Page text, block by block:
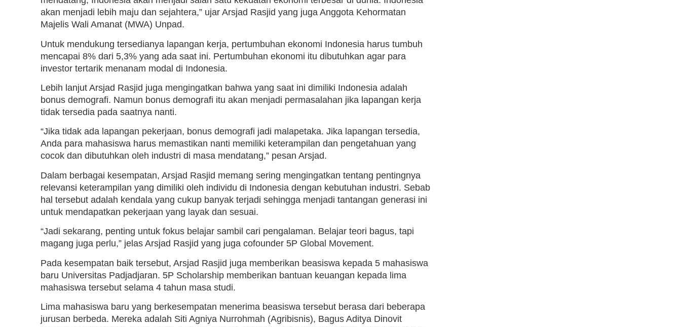
akan menjadi lebih maju dan sejahtera,” ujar Arsjad Rasjid yang juga Anggota Kehormatan
Majelis Wali Amanat (MWA) Unpad.
Untuk mendukung tersedianya lapangan kerja, pertumbuhan ekonomi Indonesia harus tumbuh
mencapai 8% dari 5,3% yang ada saat ini. Pertumbuhan ekonomi itu dibutuhkan agar para
investor tertarik menanam modal di Indonesia.
Lebih lanjut Arsjad Rasjid juga mengingatkan bahwa yang saat ini dimiliki Indonesia adalah
bonus demografi. Namun bonus demografi itu akan menjadi permasalahan jika lapangan kerja
tidak tersedia pada saatnya nanti.
“Jika tidak ada lapangan pekerjaan, bonus demografi jadi malapetaka. Jika lapangan tersedia,
Anda para mahasiswa harus memastikan nanti memiliki keterampilan dan pengetahuan yang
cocok dan dibutuhkan oleh industri di masa mendatang,” pesan Arsjad.
Dalam berbagai kesempatan, Arsjad Rasjid memang sering mengingatkan tentang pentingnya
relevansi keterampilan yang dimiliki oleh individu di Indonesia dengan kebutuhan industri. Sebab
hal tersebut adalah kendala yang cukup banyak terjadi sehingga menjadi tantangan generasi ini
untuk mendapatkan pekerjaan yang layak dan sesuai.
“Jadi sekarang, penting untuk fokus belajar sambil cari pengalaman. Belajar teori bagus, tapi
magang juga perlu,” jelas Arsjad Rasjid yang juga cofounder 5P Global Movement.
Pada kesempatan baik tersebut, Arsjad Rasjid juga memberikan beasiswa kepada 5 mahasiswa
baru Universitas Padjadjaran. 5P Scholarship memberikan bantuan keuangan kepada lima
mahasiswa tersebut selama 4 tahun masa studi.
Lima mahasiswa baru yang berkesempatan menerima beasiswa tersebut berasa dari beberapa
jurusan berbeda. Mereka adalah Siti Agniya Nurrohmah (Agribisnis), Bagus Aditya Dinovit